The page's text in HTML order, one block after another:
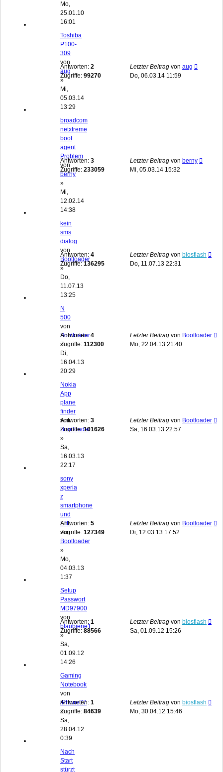
Mo,
25.01.10
16:01
Toshiba
P100-
309
von
aug
»
Mi,
05.03.14
13:29
Antworten: 2
Zugriffe: 99270
Letzter Beitrag von aug
Do, 06.03.14 11:59
broadcom
netxtreme
boot
agent
Problem
von
berny
»
Mi,
12.02.14
14:38
Antworten: 3
Zugriffe: 233059
Letzter Beitrag von berny
Mi, 05.03.14 15:32
kein
sms
dialog
von
Bootloader
»
Do,
11.07.13
13:25
Antworten: 4
Zugriffe:136295
Letzter Beitrag von biosflash
Do, 11.07.13 22:31
N
500
von
Bootloader
»
Di,
16.04.13
20:29
Antworten:4
Zugriffe: 112300
Letzter Beitrag von Bootloader
Mo, 22.04.13 21:40
Nokia
App
plane
finder
von
Bootloader
»
Sa,
16.03.13
22:17
Antworten: 3
Zugriffe:101626
Letzter Beitrag von Bootloader
Sa, 16.03.13 22:57
sony
xperia
z
smartphone
und
LTE
von
Bootloader
»
Mo,
04.03.13
1:37
Antworten: 5
Zugriffe: 127349
Letzter Beitrag von Bootloader
Di, 12.03.13 17:52
Setup
Passwort
MD97900
von
blaubiene1
»
Sa,
01.09.12
14:26
Antworten: 1
Zugriffe:88566
Letzter Beitrag von biosflash
Sa, 01.09.12 15:26
Gaming
Notebook
von
iPhone77
»
Sa,
28.04.12
0:39
Antworten: 1
Zugriffe: 84639
Letzter Beitrag von biosflash
Mo, 30.04.12 15:46
Nach
Start
stürzt